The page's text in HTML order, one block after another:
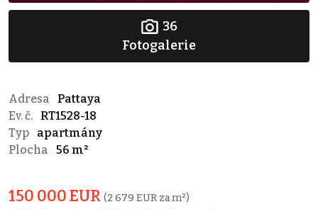
36
Fotogalerie
Adresa
Pattaya
Ev. č.
RT1528-18
Typ
apartmány
Plocha
56 m²
150 000 EUR (2 679 EUR za m²)